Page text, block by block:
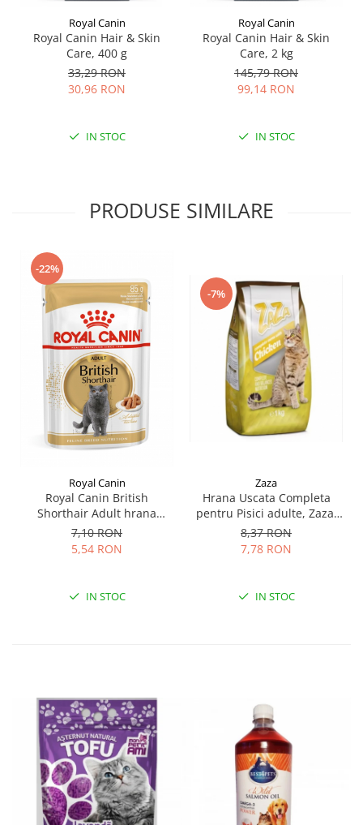
Royal Canin
Royal Canin Hair & Skin
Care, 400 g
33,29 RON
30,96 RON
IN STOC
Royal Canin
Royal Canin Hair & Skin
Care, 2 kg
145,79 RON
99,14 RON
IN STOC
PRODUSE SIMILARE
-22%
Royal Canin
Royal Canin British
Shorthair Adult hrana
umeda pisica (in sos), 1 x 85
g
7,10 RON
5,54 RON
IN STOC
-7%
Zaza
Hrana Uscata Completa
pentru Pisici adulte, Zaza,
Pui, 1 kg
8,37 RON
7,78 RON
IN STOC